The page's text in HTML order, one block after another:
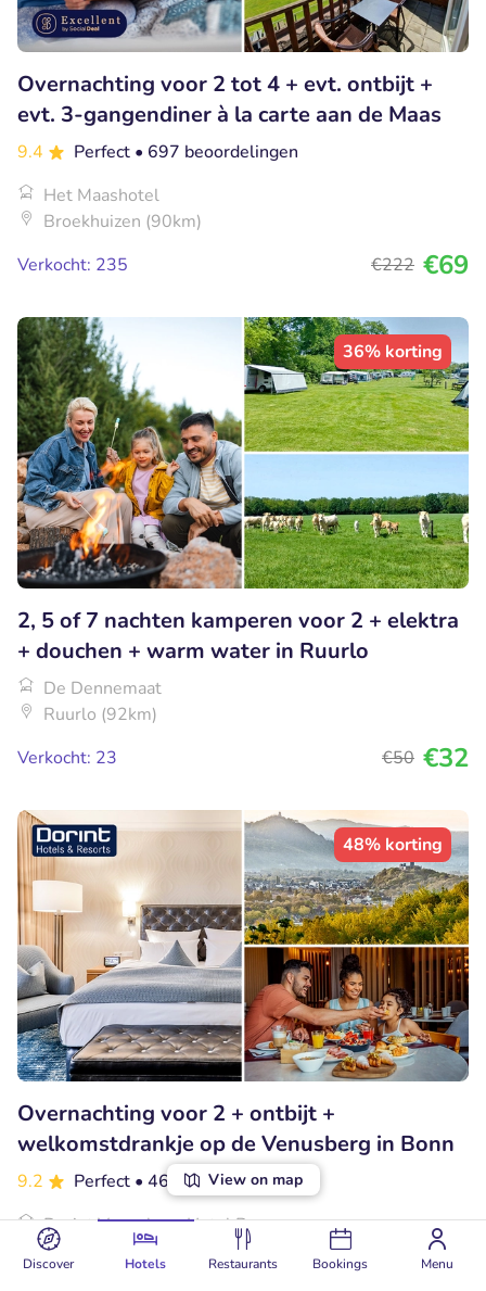
Discover Hotels Restaurants Bookings Menu
View on map
Overnachting voor 2 tot 4 + evt. ontbijt +
evt. 3-gangendiner à la carte aan de Maas
9.4 Perfect • 697 beoordelingen
Het Maashotel
Broekhuizen (90km)
Verkocht: 235
€222 €69
36% korting
2, 5 of 7 nachten kamperen voor 2 + elektra
+ douchen + warm water in Ruurlo
De Dennemaat
Ruurlo (92km)
Verkocht: 23
€50 €32
48% korting
Overnachting voor 2 + ontbijt +
welkomstdrankje op de Venusberg in Bonn
9.2 Perfect • 46 beoordelingen
Dorint Venusberg Hotel Bonn
Bonn (93km)